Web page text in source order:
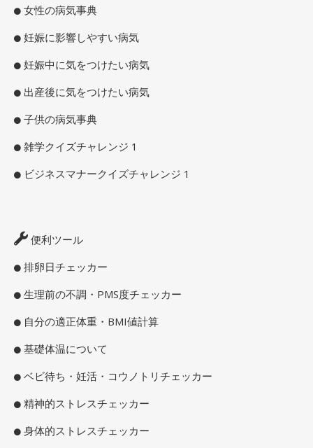
女性の病気事典
妊娠に影響しやすい病気
妊娠中に気をつけたい病気
出産後に気をつけたい病気
子供の病気事典
雑学クイズチャレンジ 1
ビジネスマナークイズチャレンジ 1
便利ツール
排卵日チェッカー
生理前の不調・PMS度チェッカー
自分の適正体重・BMI値計算
基礎体温について
ベビ待ち・妊活・コウノトリチェッカー
精神的ストレスチェッカー
身体的ストレスチェッカー